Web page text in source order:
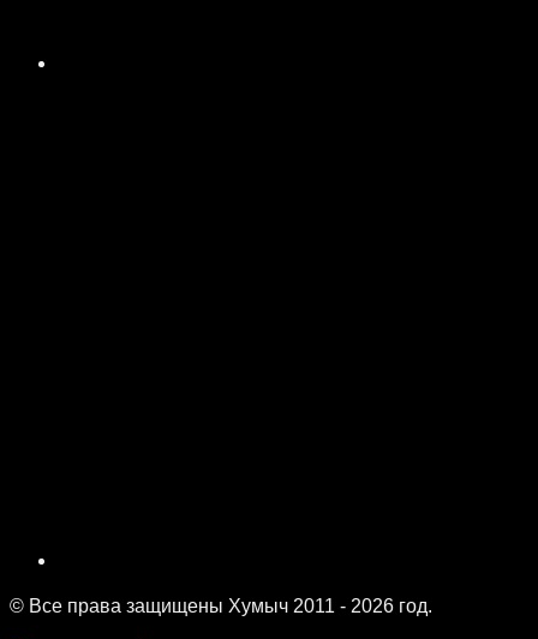
© Все права защищены Хумыч 2011 - 2026 год.